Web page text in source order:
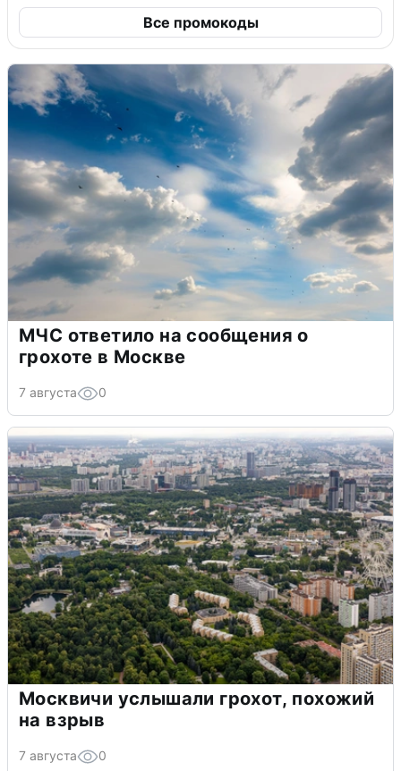
Все промокоды
МЧС ответило на сообщения о
грохоте в Москве
7 августа 0
Москвичи услышали грохот, похожий
на взрыв
7 августа 0